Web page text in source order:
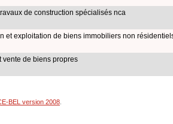
de construction spécialisés nca
et exploitation de biens immobiliers non
vente de biens propres
BEL version 2008